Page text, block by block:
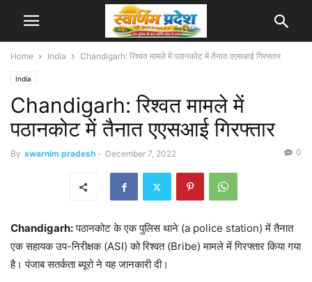
Home India Chandigarh: रिश्वत मामले में पठानकोट में तैनात एएसआई गिरफ्तार
India
Chandigarh: रिश्वत मामले में
पठानकोट में तैनात एएसआई गिरफ्तार
By swarnim pradesh - December 7, 2022 0
Chandigarh:पठानकोट के एक पुलिस थाने (a police station) में तैनात
एक सहायक उप-निरीक्षक (ASI) को रिश्वत (Bribe) मामले में गिरफ्तार किया गया
है। पंजाब सतर्कता ब्यूरो ने यह जानकारी दी।